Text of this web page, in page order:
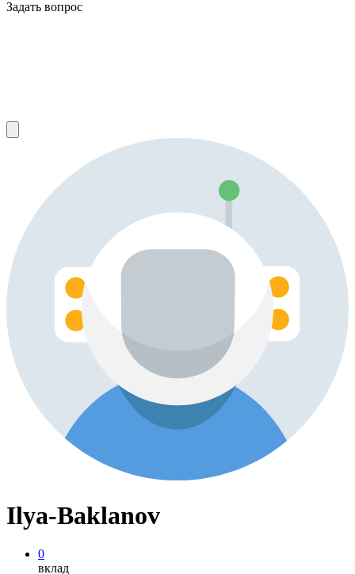
Задать вопрос
Ilya-Baklanov
0
вклад